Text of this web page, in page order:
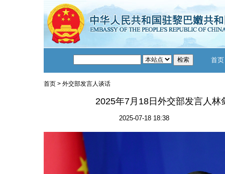
首页
首页> 外交部发言人谈话
2025年7月18日外交部发言人林
2025-07-18 18:38